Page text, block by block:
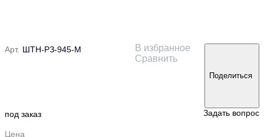
Арт. ШТН-РЗ-945-М
В избранное
Сравнить
Поделиться
под заказ Задать вопрос
Цена